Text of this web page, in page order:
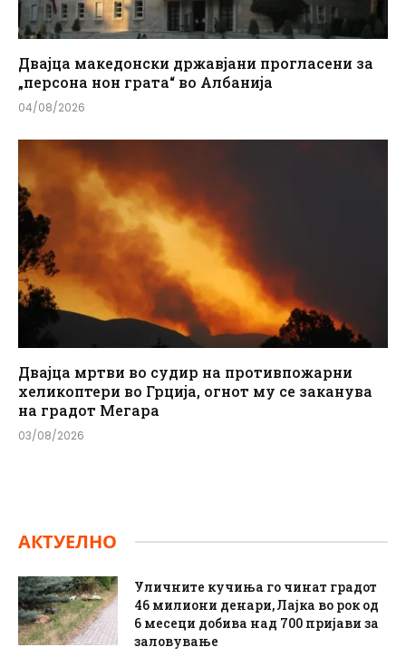
Двајца македонски државјани прогласени за
„персона нон грата“ во Албанија
04/08/2026
Двајца мртви во судир на противпожарни
хеликоптери во Грција, огнот му се заканува
на градот Мегара
03/08/2026
АКТУЕЛНО
Уличните кучиња го чинат градот
46 милиони денари, Лајка во рок од
6 месеци добива над 700 пријави за
заловување